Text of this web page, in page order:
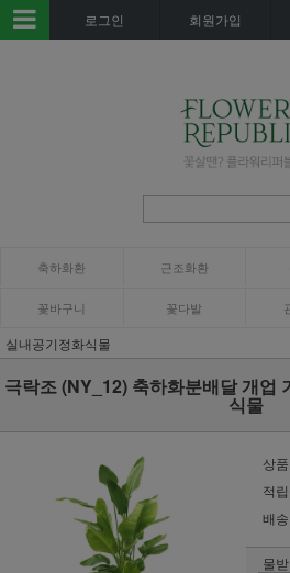
로그인 회원가입
축하화환 근조화환
꽃바구니 꽃다발
실내공기정화식물
극락조 (NY_12) 축하화분배달 개업
식물
상
적
배
물